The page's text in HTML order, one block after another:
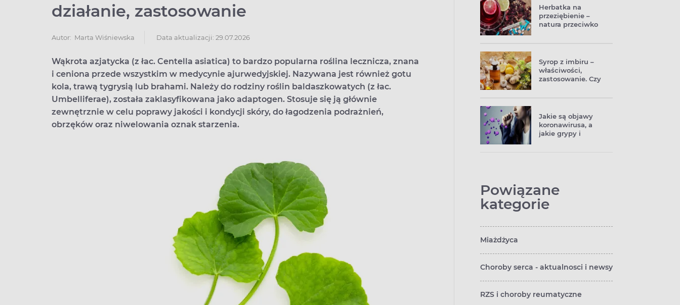
działanie, zastosowanie
Autor: Marta Wiśniewska Data aktualizacji: 29.07.2026
Wąkrota azjatycka (z łac. Centella asiatica) to bardzo popularna roślina lecznicza, znana
i ceniona przede wszystkim w medycynie ajurwedyjskiej. Nazywana jest również gotu
kola, trawą tygrysią lub brahami. Należy do rodziny roślin baldaszkowatych (z łac.
Umbelliferae), została zaklasyfikowana jako adaptogen. Stosuje się ją głównie
zewnętrznie w celu poprawy jakości i kondycji skóry, do łagodzenia podrażnień,
obrzęków oraz niwelowania oznak starzenia.
Herbatka na
przeziębienie –
natura przeciwko
Syrop z imbiru –
właściwości,
zastosowanie. Czy
Jakie są objawy
koronawirusa, a
jakie grypy i
Powiązane
kategorie
Miażdżyca
Choroby serca - aktualnosci i newsy
RZS i choroby reumatyczne